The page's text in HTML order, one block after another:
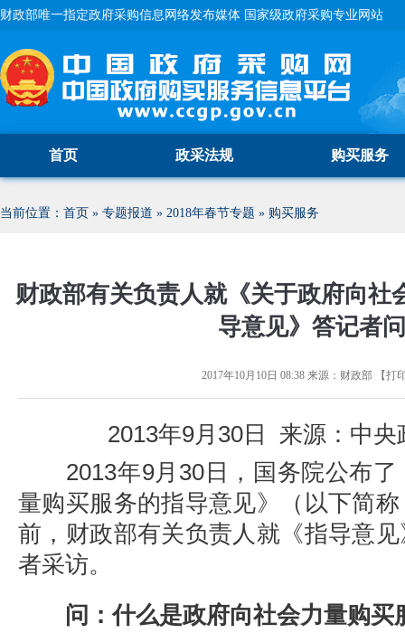
财政部唯一指定政府采购信息网络发布媒体 国家级政府采购专业网站
首页 政采法规 购买服务
当前位置： 首页 » 专题报道 » 2018年春节专题 » 购买服务
财政部有关负责人就《关于政府向社
导意见》答记者
2017年10月10日 08:38来源： 财政部【打
2013年9月30日 来源：中央
2013年9月30日，国务院公布了
量购买服务的指导意见》（以下简
前，财政部有关负责人就《指导意
者采访。
问：什么是政府向社会力量购买